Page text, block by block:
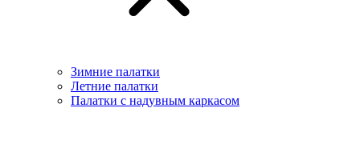
Зимние палатки
Летние палатки
Палатки с надувным каркасом